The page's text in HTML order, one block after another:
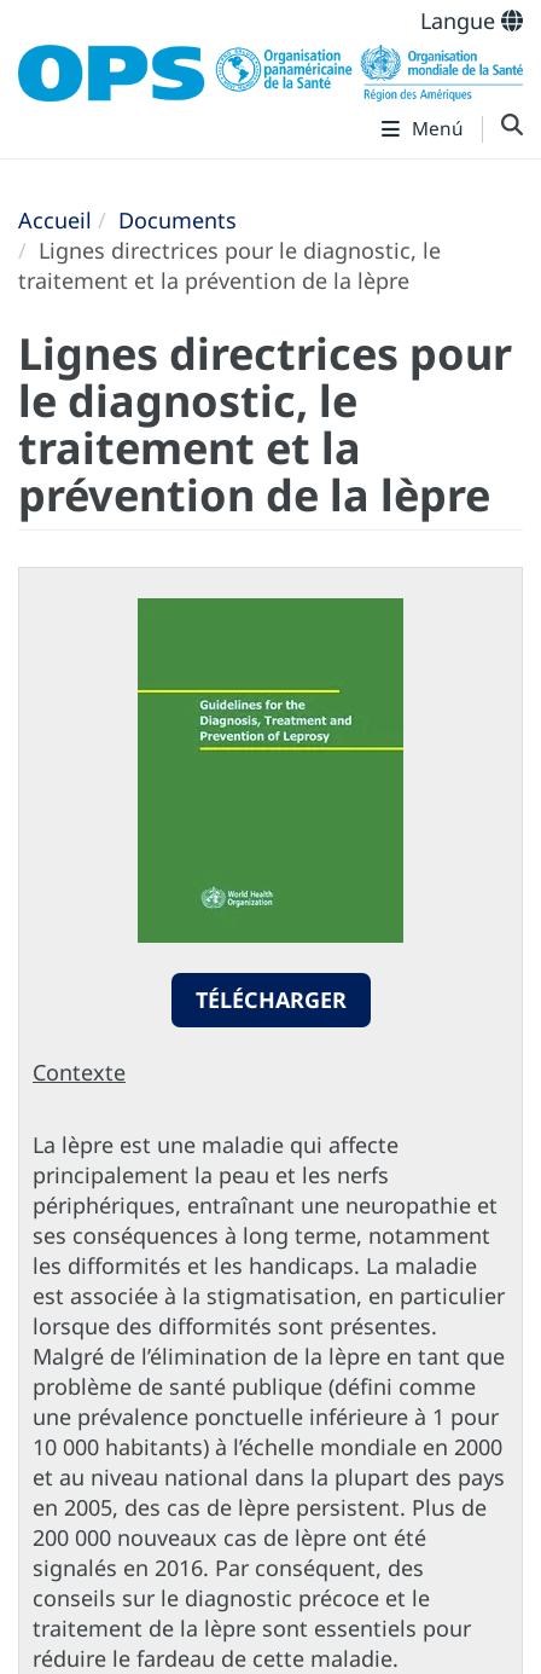
Langue
Menú
Accueil
Documents
Lignes directrices pour le diagnostic, le
traitement et la prévention de la lèpre
Lignes directrices pour
le diagnostic, le
traitement et la
prévention de la lèpre
TÉLÉCHARGER
Contexte
La lèpre est une maladie qui affecte
principalement la peau et les nerfs
périphériques, entraînant une neuropathie et
ses conséquences à long terme, notamment
les difformités et les handicaps. La maladie
est associée à la stigmatisation, en particulier
lorsque des difformités sont présentes.
Malgré de l’élimination de la lèpre en tant que
problème de santé publique (défini comme
une prévalence ponctuelle inférieure à 1 pour
10 000 habitants) à l’échelle mondiale en 2000
et au niveau national dans la plupart des pays
en 2005, des cas de lèpre persistent. Plus de
200 000 nouveaux cas de lèpre ont été
signalés en 2016. Par conséquent, des
conseils sur le diagnostic précoce et le
traitement de la lèpre sont essentiels pour
réduire le fardeau de cette maladie.